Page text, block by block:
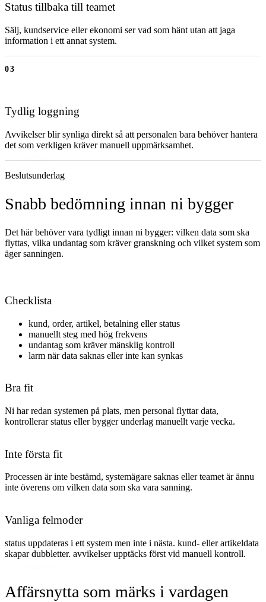
Status tillbaka till teamet
Sälj, kundservice eller ekonomi ser vad som hänt utan att jaga
information i ett annat system.
03
Tydlig loggning
Avvikelser blir synliga direkt så att personalen bara behöver hantera
det som verkligen kräver manuell uppmärksamhet.
Beslutsunderlag
Snabb bedömning innan ni bygger
Det här behöver vara tydligt innan ni bygger: vilken data som ska
flyttas, vilka undantag som kräver granskning och vilket system som
äger sanningen.
Checklista
kund, order, artikel, betalning eller status
manuellt steg med hög frekvens
undantag som kräver mänsklig kontroll
larm när data saknas eller inte kan synkas
Bra fit
Ni har redan systemen på plats, men personal flyttar data,
kontrollerar status eller bygger underlag manuellt varje vecka.
Inte första fit
Processen är inte bestämd, systemägare saknas eller teamet är ännu
inte överens om vilken data som ska vara sanning.
Vanliga felmoder
status uppdateras i ett system men inte i nästa. kund- eller artikeldata
skapar dubbletter. avvikelser upptäcks först vid manuell kontroll.
Affärsnytta som märks i vardagen